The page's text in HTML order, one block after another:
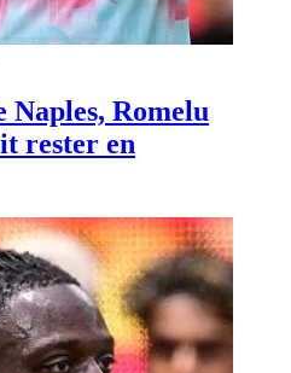
Naples, Romelu
rester en